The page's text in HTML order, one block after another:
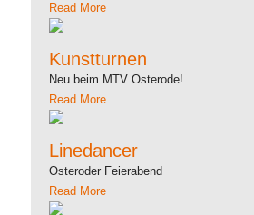
Read More
Kunstturnen
Neu beim MTV Osterode!
Read More
Linedancer
Osteroder Feierabend
Read More